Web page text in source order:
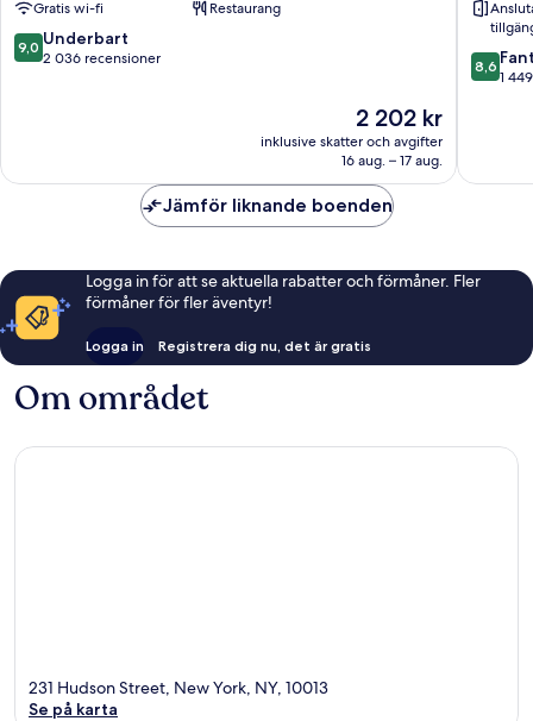
Side
Manhattan
Gratis wi-fi Restaurang
9.0
av
9,0 Underbart
2 036 recensioner
Priset
är
2 202 kr
2 202 kr
inklusive skatter och avgifter
16 aug. – 17 aug.
8.6
av
8,6
1
Jämför liknande boenden
Logga in för att se aktuella rabatter och förmåner. Fler
förmåner för fler äventyr!
Logga in Registrera dig nu, det är gratis
Om området
231 Hudson Street, New York, NY, 10013
Se på karta